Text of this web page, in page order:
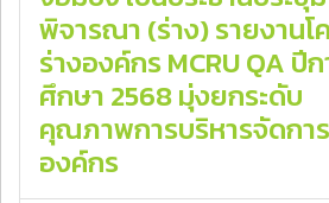
พิจารณา (ร่าง) รายงานโ
ร่างองค์กร MCRU QA ปี
ศึกษา 2568 มุ่งยกระดับ
คุณภาพการบริหารจัดการ
องค์กร